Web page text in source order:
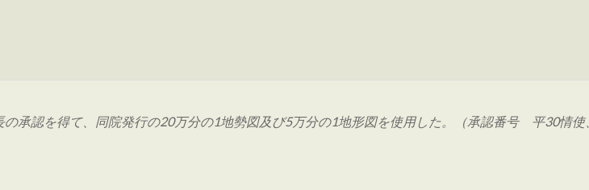
承認を得て、同院発行の20万分の1地勢図及び5万分の1地形図を使用した。（承認番号 平30情使